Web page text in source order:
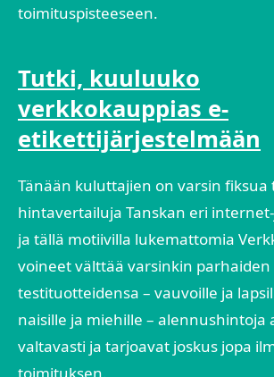
toimituspisteeseen.
Tutki, kuuluuko
verkkokauppias e-
etikettijärjestelmään
Tänään kuluttajien on varsin fiksua
hintavertailuja Tanskan eri
ja tällä motiivilla lukemattomia
voineet välttää varsinkin parhaiden
testituotteidensa – vauvoille ja
naisille ja miehille – alennushintoja
valtavasti ja tarjoavat joskus jopa
toimituksen.